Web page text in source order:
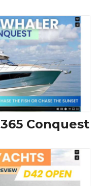
Conquest